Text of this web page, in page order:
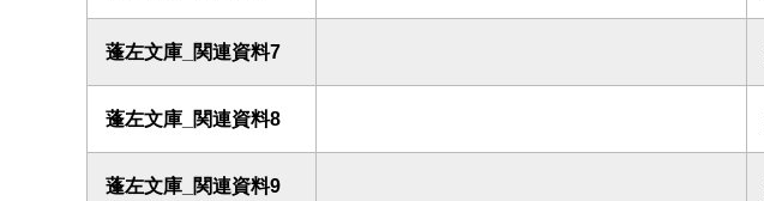
蓬左文庫_関連資料7
蓬左文庫_関連資料8
蓬左文庫_関連資料9